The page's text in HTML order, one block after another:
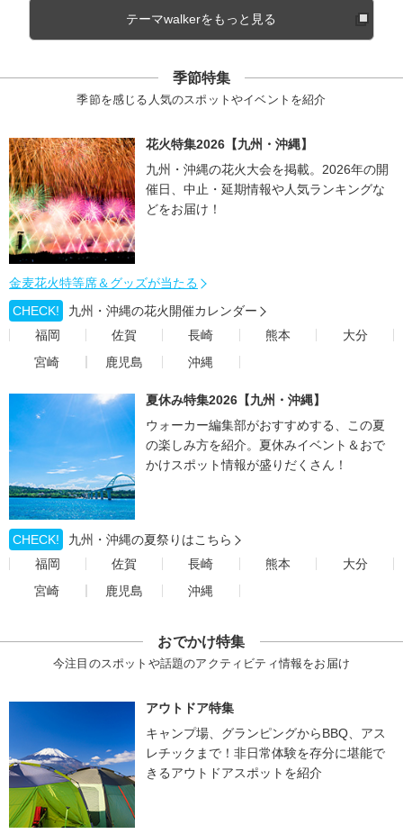
テーマwalkerをもっと見る
季節特集
季節を感じる人気のスポットやイベントを紹介
花火特集2026【九州・沖縄】
九州・沖縄の花火大会を掲載。2026年の開
催日、中止・延期情報や人気ランキングな
どをお届け！
金麦花火特等席＆グッズが当たる
CHECK!
九州・沖縄の花火開催カレンダー
福岡
佐賀 長崎 熊本
大分
宮崎
鹿児島 沖縄
夏休み特集2026【九州・沖縄】
ウォーカー編集部がおすすめする、この夏
の楽しみ方を紹介。夏休みイベント＆おで
かけスポット情報が盛りだくさん！
CHECK!
九州・沖縄の夏祭りはこちら
福岡
佐賀 長崎 熊本
大分
宮崎
鹿児島 沖縄
おでかけ特集
今注目のスポットや話題のアクティビティ情報をお届け
アウトドア特集
キャンプ場、グランピングからBBQ、アス
レチックまで！非日常体験を存分に堪能で
きるアウトドアスポットを紹介